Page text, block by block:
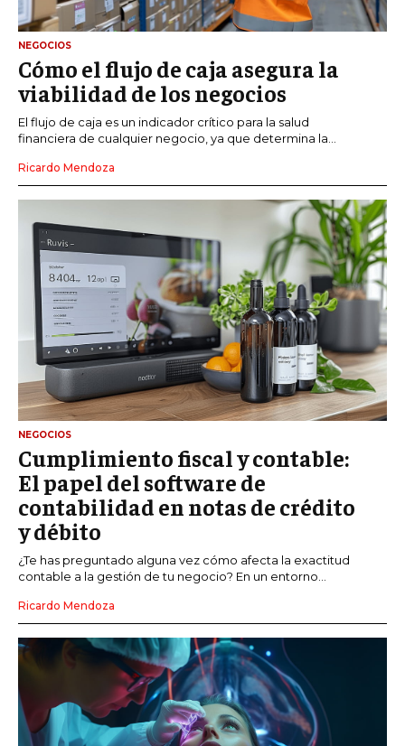
NEGOCIOS
Cómo el flujo de caja asegura la
viabilidad de los negocios
El flujo de caja es un indicador crítico para la salud
financiera de cualquier negocio, ya que determina la...
Ricardo Mendoza
NEGOCIOS
Cumplimiento fiscal y contable:
El papel del software de
contabilidad en notas de crédito
y débito
¿Te has preguntado alguna vez cómo afecta la exactitud
contable a la gestión de tu negocio? En un entorno...
Ricardo Mendoza